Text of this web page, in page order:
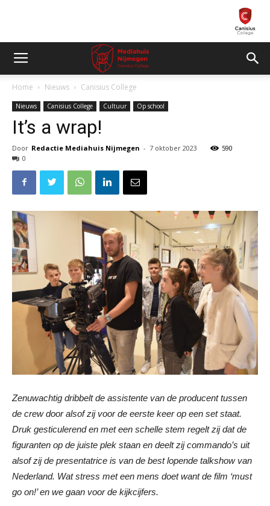
Home Nieuws Canisius College
Nieuws Canisius College Cultuur Op school
It’s a wrap!
Door Redactie Mediahuis Nijmegen - 7 oktober 2023
590
0
Zenuwachtig dribbelt de assistente van de producent tussen
de crew door alsof zij voor de eerste keer op een set staat.
Druk gesticulerend en met een schelle stem regelt zij dat de
figuranten op de juiste plek staan en deelt zij commando’s uit
alsof zij de presentatrice is van de best lopende talkshow van
Nederland. Wat stress met een mens doet want de film ‘must
go on!’ en we gaan voor de kijkcijfers.